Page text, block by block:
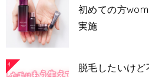
初めての方
実施
4
脱毛したいけ